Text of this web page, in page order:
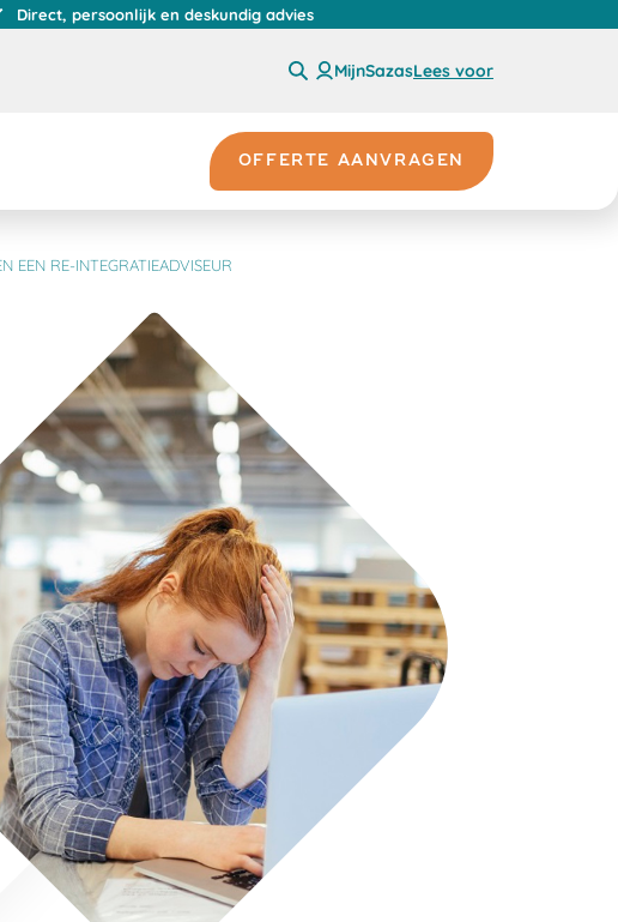
Direct, persoonlijk en deskundig advies
MijnSazasLees voor
OFFERTE AANVRAGEN
EEN RE-INTEGRATIEADVISEUR